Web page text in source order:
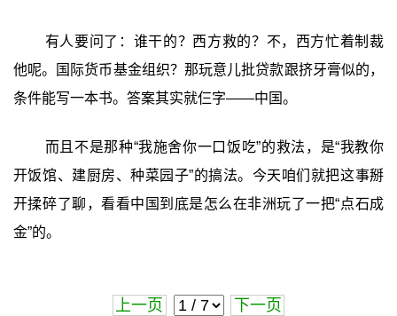
有人要问了：谁干的？西方救的？不，西方忙着制裁
他呢。国际货币基金组织？那玩意儿批贷款跟挤牙膏似的，
条件能写一本书。答案其实就仨字——中国。
而且不是那种“我施舍你一口饭吃”的救法，是“我教你
开饭馆、建厨房、种菜园子”的搞法。今天咱们就把这事掰
开揉碎了聊，看看中国到底是怎么在非洲玩了一把“点石成
金”的。
上一页 下一页